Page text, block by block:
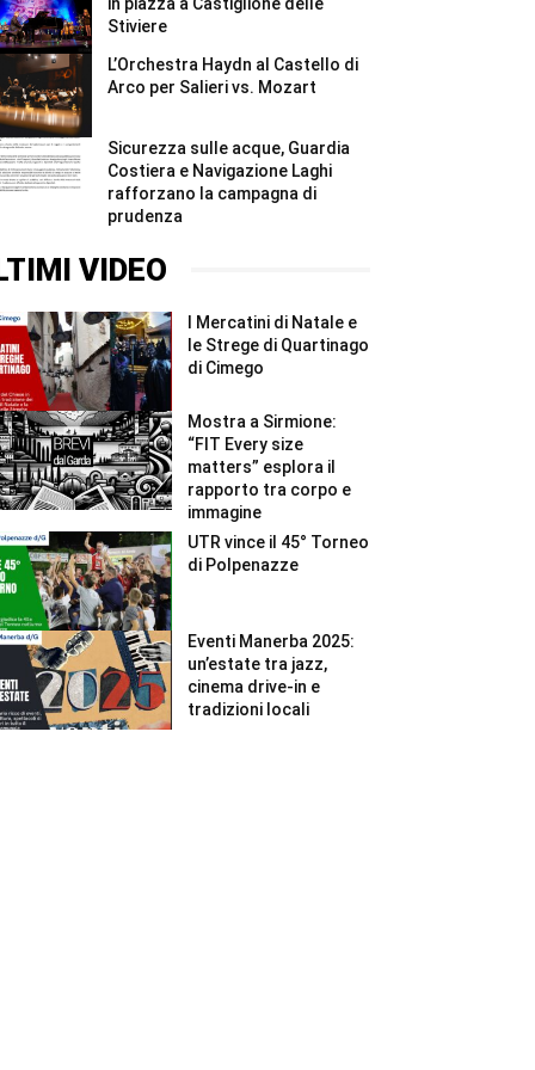
Stiviere
L’Orchestra Haydn al Castello di
Arco per Salieri vs. Mozart
Sicurezza sulle acque, Guardia
Costiera e Navigazione Laghi
rafforzano la campagna di
prudenza
VIDEO
I Mercatini di Natale e
le Strege di Quartinago
di Cimego
Mostra a Sirmione:
“FIT Every size
matters” esplora il
rapporto tra corpo e
immagine
UTR vince il 45° Torneo
di Polpenazze
Eventi Manerba 2025:
un’estate tra jazz,
cinema drive-in e
tradizioni locali